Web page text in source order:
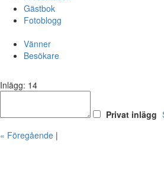
Gästbok
Fotoblogg
Vänner
Besökare
Inlägg: 14
Privat inlägg
« Föregående |